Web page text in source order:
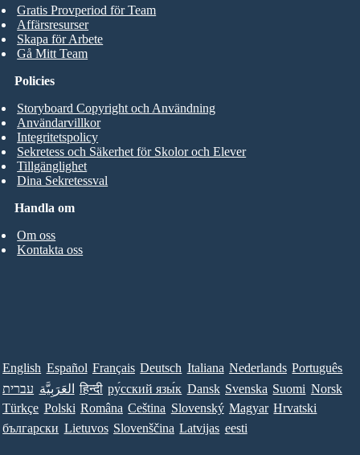
Gratis Provperiod för Team
Affärsresurser
Skapa för Arbete
Gå Mitt Team
Handla om
Om oss
Kontakta oss
Policies
Storyboard Copyright och Användning
Användarvillkor
Integritetspolicy
Sekretess och Säkerhet för Skolor och Elever
Tillgänglighet
Dina Sekretessval
English Español Français Deutsch Italiana Nederlands Português
עברית العَرَبِيَّة हिन्दी ру́сский язы́к Dansk Svenska Suomi Norsk
Türkçe Polski Româna Ceština Slovenský Magyar Hrvatski
български Lietuvos Slovenščina Latvijas eesti